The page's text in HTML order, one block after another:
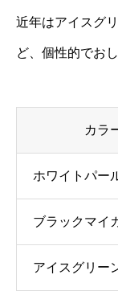
近年はアイスグ
ど、個性的でお
カラ
ホワイトパー
ブラックマイ
アイスグリー